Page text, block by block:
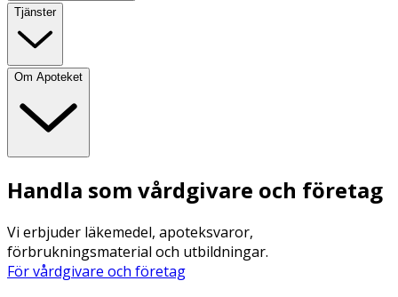
Tjänster
Om Apoteket
Handla som vårdgivare och företag
Vi erbjuder läkemedel, apoteksvaror,
förbrukningsmaterial och utbildningar.
För vårdgivare och företag